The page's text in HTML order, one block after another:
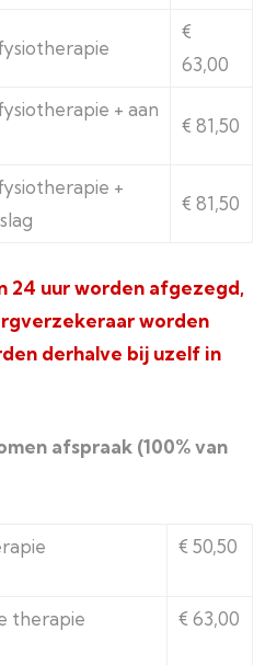
€
63,00
+ aan
€ 81,50
+
€ 81,50
24 uur worden afgezegd,
worden
derhalve bij uzelf in
afspraak (100% van
€ 50,50
therapie € 63,00